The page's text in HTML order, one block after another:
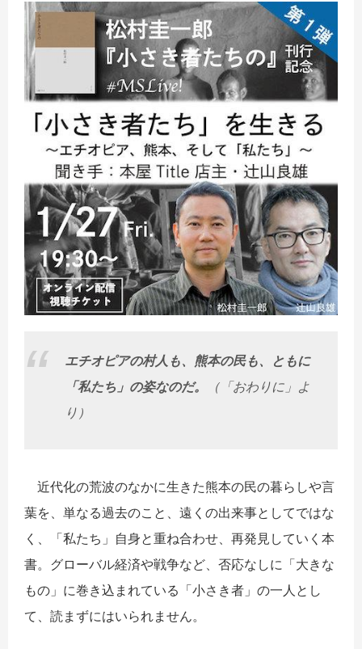
エチオピアの村人も、熊本の民も、ともに
「私たち」の姿なのだ。
（「おわりに」よ
り）
近代化の荒波のなかに生きた熊本の民の暮らしや言
葉を、単なる過去のこと、遠くの出来事としてではな
く、「私たち」自身と重ね合わせ、再発見していく本
書。グローバル経済や戦争など、否応なしに「大きな
もの」に巻き込まれている「小さき者」の一人とし
て、読まずにはいられません。